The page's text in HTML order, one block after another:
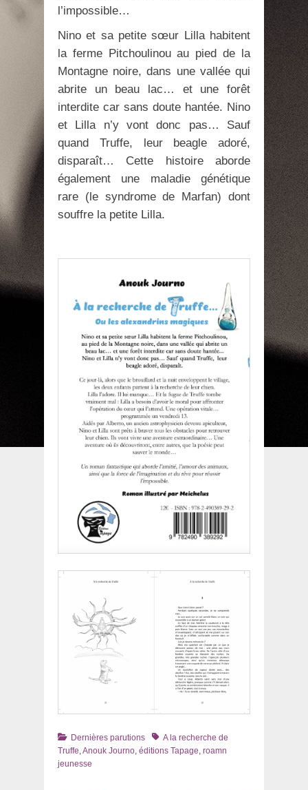
l’impossible…
Nino et sa petite sœur Lilla habitent
la ferme Pitchoulinou au pied de la
Montagne noire, dans une vallée qui
abrite un beau lac… et une forêt
interdite car sans doute hantée. Nino
et Lilla n’y vont donc pas… Sauf
quand Truffe, leur beagle adoré,
disparaît… Cette histoire aborde
également une maladie génétique
rare (le syndrome de Marfan) dont
souffre la petite Lilla.
Catégories
Dernières parutions TagsA la recherche de
Truffe Anouk Journo éditions Tapage roamn
jeunesse